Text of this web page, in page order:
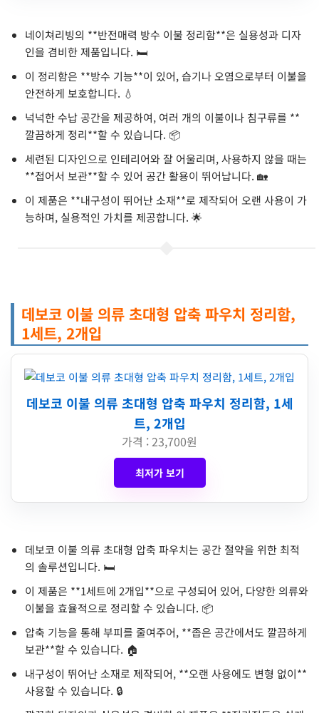
네이쳐리빙의 **반전매력 방수 이불 정리함**은 실용성과 디자
인을 겸비한 제품입니다. 🛏️
이 정리함은 **방수 기능**이 있어, 습기나 오염으로부터 이불을
안전하게 보호합니다. 💧
넉넉한 수납 공간을 제공하여, 여러 개의 이불이나 침구류를 **
깔끔하게 정리**할 수 있습니다. 📦
세련된 디자인으로 인테리어와 잘 어울리며, 사용하지 않을 때는
**접어서 보관**할 수 있어 공간 활용이 뛰어납니다. 🏡
이 제품은 **내구성이 뛰어난 소재**로 제작되어 오랜 사용이 가
능하며, 실용적인 가치를 제공합니다. 🌟
데보코 이불 의류 초대형 압축 파우치 정리함,
1세트, 2개입
데보코 이불 의류 초대형 압축 파우치 정리함, 1세
트, 2개입
가격 : 23,700원
최저가 보기
데보코 이불 의류 초대형 압축 파우치는 공간 절약을 위한 최적
의 솔루션입니다. 🛏️
이 제품은 **1세트에 2개입**으로 구성되어 있어, 다양한 의류와
이불을 효율적으로 정리할 수 있습니다. 📦
압축 기능을 통해 부피를 줄여주어, **좁은 공간에서도 깔끔하게
보관**할 수 있습니다. 🏠
내구성이 뛰어난 소재로 제작되어, **오랜 사용에도 변형 없이**
사용할 수 있습니다. 🔒